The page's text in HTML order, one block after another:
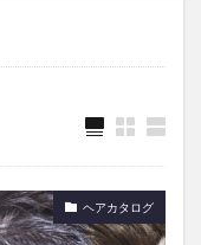
ヘアカタログ